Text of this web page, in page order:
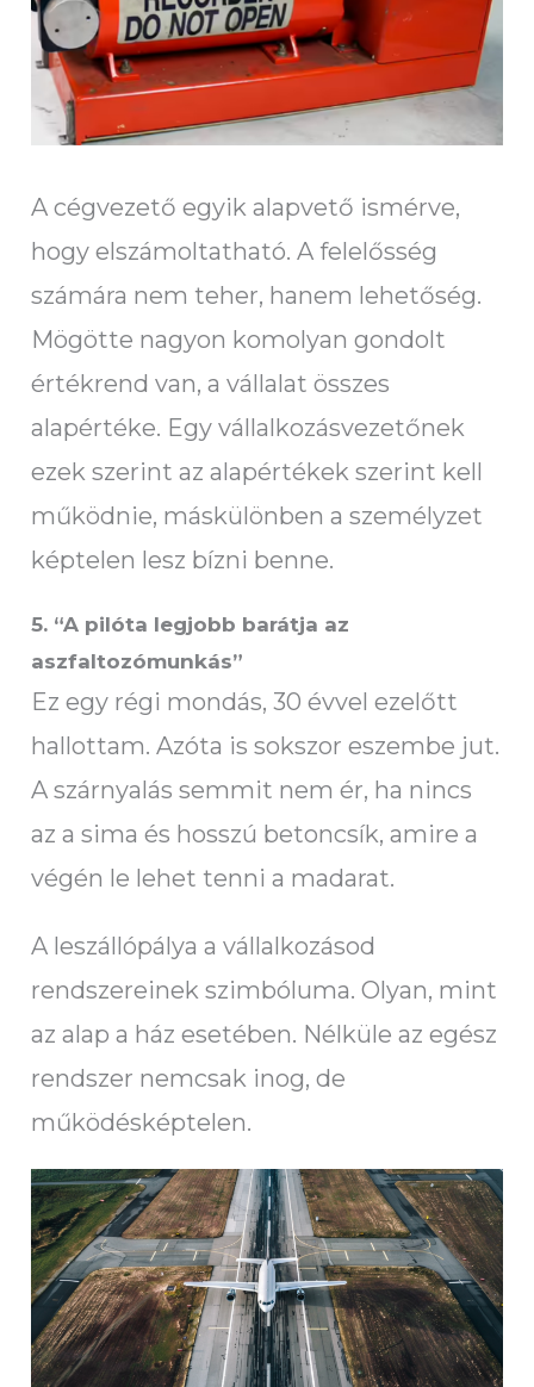
A cégvezető egyik alapvető ismérve,
hogy elszámoltatható. A felelősség
számára nem teher, hanem lehetőség.
Mögötte nagyon komolyan gondolt
értékrend van, a vállalat összes
alapértéke. Egy vállalkozásvezetőnek
ezek szerint az alapértékek szerint kell
működnie, máskülönben a személyzet
képtelen lesz bízni benne.
5. “A pilóta legjobb barátja az
aszfaltozómunkás”
Ez egy régi mondás, 30 évvel ezelőtt
hallottam. Azóta is sokszor eszembe jut.
A szárnyalás semmit nem ér, ha nincs
az a sima és hosszú betoncsík, amire a
végén le lehet tenni a madarat.
A leszállópálya a vállalkozásod
rendszereinek szimbóluma. Olyan, mint
az alap a ház esetében. Nélküle az egész
rendszer nemcsak inog, de
működésképtelen.